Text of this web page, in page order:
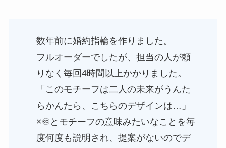
数年前に婚約指輪を作りました。
フルオーダーでしたが、担当の人が頼
りなく毎回4時間以上かかりました。
「このモチーフは二人の未来がうんた
らかんたら、こちらのデザインは…」
×♾️とモチーフの意味みたいなことを毎
度何度も説明され、提案がないのでデ